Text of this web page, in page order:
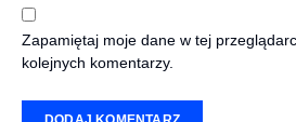
Zapamiętaj moje dane w tej
kolejnych komentarzy.